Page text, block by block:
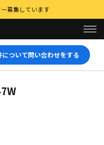
募集しています
について問い合わせをする